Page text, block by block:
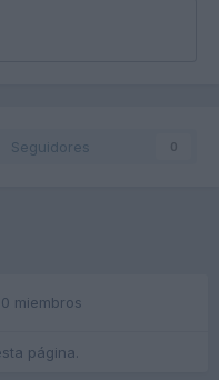
Seguidores 0
0 miembros
página.